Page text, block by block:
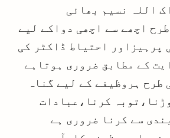
کو ملا کر ایک حاض مقصد کو
ہے برادر آپ کو آپ کے سوالات
جواب مل گیا ہو گا. مجھے خوشی
ہےکہ آپ نے اس بارے کل کر بات
اللہ نسیم بھائی
اچھے سے اچھی دواکے لیے
پرہیزاور احتیاط ڈاکٹر کی
کے مطابق ضروری ہوتاہے
طرح ہروظیفے کے لیے گناہ
کرنا،عبادات
سے کرنا ضروری ہے